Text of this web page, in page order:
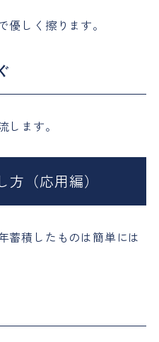
優しく擦ります。
ます。
（応用編）
蓄積したものは簡単には